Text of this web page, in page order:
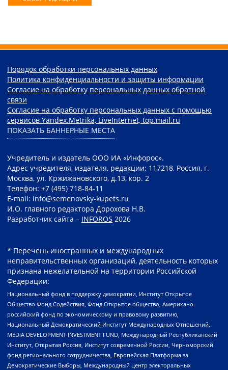
Порядок обработки персональных данных
Политика конфиденциальности и защиты информации
Согласие на обработку персональных данных обратной
связи
Согласие на обработку персональных данных с помощью
сервисов Yandex.Metrika, LiveInternet, top.mail.ru
ПОКАЗАТЬ БАННЕРНЫЕ МЕСТА
Учредитель и издатель ООО ИА «Инфорос».
Адрес учредителя, издателя, редакции: 117218, Россия, г.
Москва, ул. Кржижановского, д.13, кор. 2
Телефон: +7 (495) 718-84-11
E-mail: info@semenovsky-kupets.ru
И.О. главного редактора Дорохова Н.В.
Разработчик сайта – INFOROS 2026
* Перечень иностранных и международных
неправительственных организаций, деятельность которых
признана нежелательной на территории Российской
Федерации:
Национальный фонд в поддержку демократии, Институт Открытое
Общество Фонд Содействия, Фонд Открытое общество, Американо-
российский фонд по экономическому и правовому развитию,
Национальный Демократический Институт Международных Отношений,
MEDIA DEVELOPMENT INVESTMENT FUND, Международный Республиканский
Институт, Открытая Россия, Институт современной России, Черноморский
фонд регионального сотрудничества, Европейская Платформа за
Демократические Выборы, Международный центр электоральных